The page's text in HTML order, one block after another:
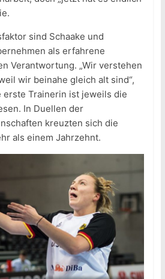
sind Schaake und
als erfahrene
Verantwortung. „Wir verstehen
wir beinahe gleich alt sind“,
erste Trainerin ist jeweils die
In Duellen der
kreuzten sich die
als einem Jahrzehnt.